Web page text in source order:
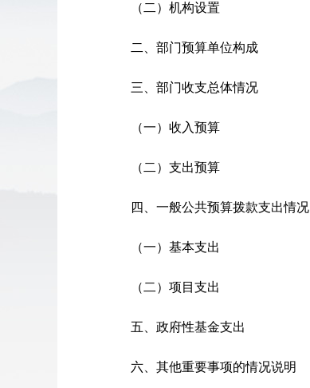
（二）机构设置
二、部门预算单位构成
三、部门收支总体情况
（一）收入预算
（二）支出预算
四、一般公共预算拨款支出情况
（一）基本支出
（二）项目支出
五、政府性基金支出
六、其他重要事项的情况说明